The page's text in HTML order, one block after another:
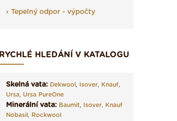
Tepelný odpor - výpočty
RYCHLÉ HLEDÁNÍ V KATALOGU
Skelná vata: Dekwool, Isover, Knauf,
Ursa, Ursa PureOne
Minerální vata: Baumit, Isover, Knauf
Nobasil, Rockwool